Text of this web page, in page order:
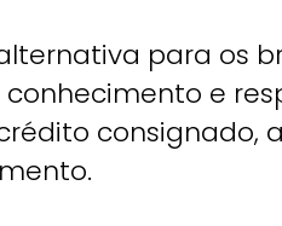
para os
e
consignado,